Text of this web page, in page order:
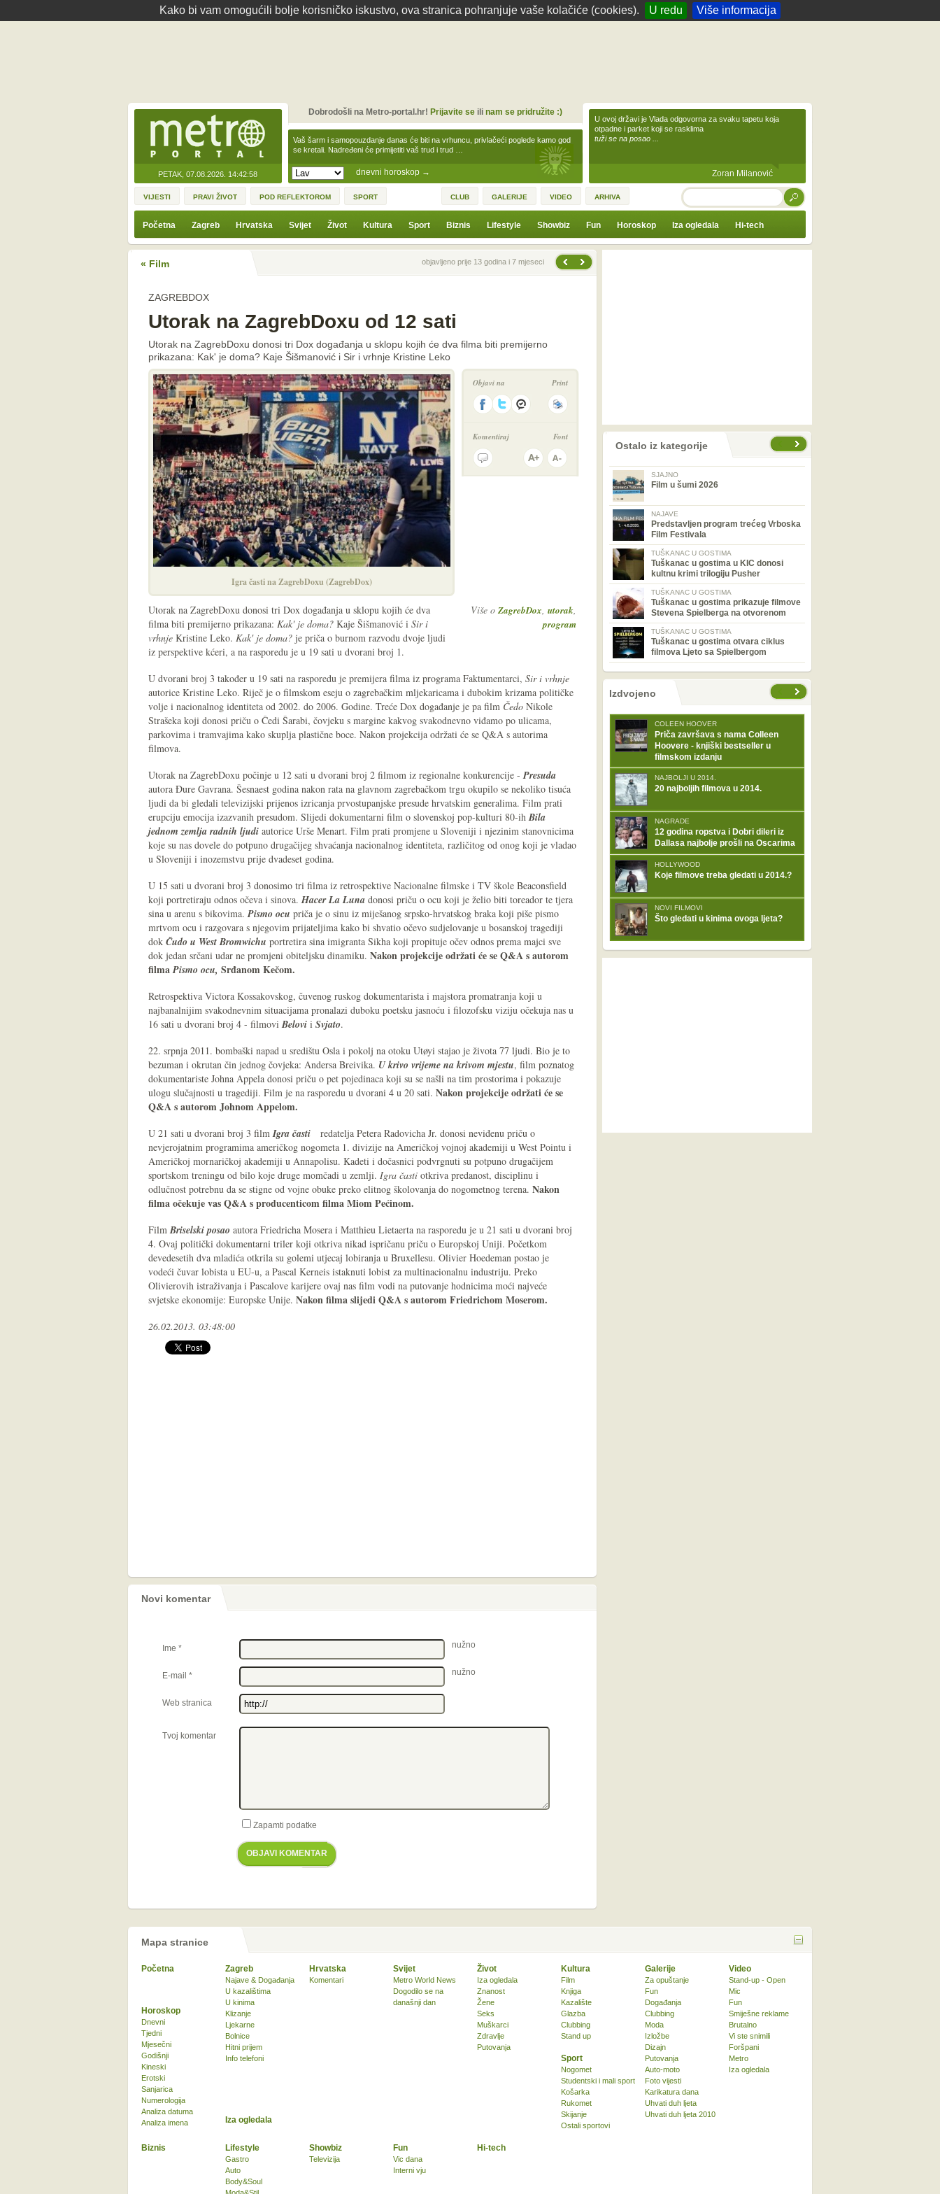
Kako bi vam omogućili bolje korisničko iskustvo, ova stranica pohranjuje vaše kolačiće (cookies). U redu Više informacija
PETAK, 07.08.2026. 14:42:58 dnevni horoskop →
Vaš šarm i samopouzdanje danas će biti na vrhuncu, privlačeći poglede kamo god
se kretali. Nadređeni će primijetiti vaš trud i trud …
Dobrodošli na Metro-portal.hr! Prijavite seili nam se pridružite :)
U ovoj državi je Vlada odgovorna za svaku tapetu koja
otpadne i parket koji se rasklima
tuži se na posao ...
Zoran Milanović
VIJESTI PRAVI ŽIVOT POD REFLEKTOROM SPORT CLUB GALERIJE VIDEO ARHIVA TRAŽI
Početna Zagreb Hrvatska Svijet Život Kultura Sport Biznis Lifestyle Showbiz Fun Horoskop Iza ogledala Hi-tech
« Film Prethodna vijestobjavljeno prije 13 godina i 7 mjeseci
ZAGREBDOX
Utorak na ZagrebDoxu od 12 sati
Utorak na ZagrebDoxu donosi tri Dox događanja u sklopu kojih će dva filma biti premijerno
prikazana: Kak' je doma? Kaje Šišmanović i Sir i vrhnje Kristine Leko
Igra časti na ZagrebDoxu (ZagrebDox)
Objavi na Print
Komentiraj Font
Više o ZagrebDox, utorak,
program
Utorak na ZagrebDoxu donosi tri Dox događanja u sklopu kojih će dva
filma biti premijerno prikazana: Kak' je doma? Kaje Šišmanović i Sir i
vrhnje Kristine Leko. Kak' je doma? je priča o burnom razvodu dvoje ljudi
iz perspektive kćeri, a na rasporedu je u 19 sati u dvorani broj 1.
U dvorani broj 3 također u 19 sati na rasporedu je premijera filma iz programa Faktumentarci, Sir i vrhnje
autorice Kristine Leko. Riječ je o filmskom eseju o zagrebačkim mljekaricama i dubokim krizama političke
volje i nacionalnog identiteta od 2002. do 2006. Godine. Treće Dox događanje je pa film Čedo Nikole
Strašeka koji donosi priču o Čedi Šarabi, čovjeku s margine kakvog svakodnevno viđamo po ulicama,
parkovima i tramvajima kako skuplja plastične boce. Nakon projekcija održati će se Q&A s autorima
filmova.
Utorak na ZagrebDoxu počinje u 12 sati u dvorani broj 2 filmom iz regionalne konkurencije -Presuda
autora Đure Gavrana. Šesnaest godina nakon rata na glavnom zagrebačkom trgu okupilo se nekoliko tisuća
ljudi da bi gledali televizijski prijenos izricanja prvostupanjske presude hrvatskim generalima. Film prati
erupciju emocija izazvanih presudom. Slijedi dokumentarni film o slovenskoj pop-kulturi 80-ihBila
jednom zemlja radnih ljudi autorice Urše Menart. Film prati promjene u Sloveniji i njezinim stanovnicima
koje su nas dovele do potpuno drugačijeg shvaćanja nacionalnog identiteta, različitog od onog koji je vladao
u Sloveniji i inozemstvu prije dvadeset godina.
U 15 sati u dvorani broj 3 donosimo tri filma iz retrospektive Nacionalne filmske i TV škole Beaconsfield
koji portretiraju odnos očeva i sinova.Hacer La Luna donosi priču o ocu koji je želio biti toreador te tjera
sina u arenu s bikovima.Pismo ocu priča je o sinu iz miješanog srpsko-hrvatskog braka koji piše pismo
mrtvom ocu i razgovara s njegovim prijateljima kako bi shvatio očevo sudjelovanje u bosanskoj tragediji
dok Čudo u West Bromwichu portretira sina imigranta Sikha koji propituje očev odnos prema majci sve
dok jedan srčani udar ne promjeni obiteljsku dinamiku. Nakon projekcije održati će se Q&A s autorom
filmaPismo ocu, Srđanom Kečom.
Retrospektiva Victora Kossakovskog, čuvenog ruskog dokumentarista i majstora promatranja koji u
najbanalnijim svakodnevnim situacijama pronalazi duboku poetsku jasnoću i filozofsku viziju očekuja nas u
16 sati u dvorani broj 4 - filmoviBelovi i Svjato.
22. srpnja 2011. bombaški napad u središtu Osla i pokolj na otoku Utøyi stajao je života 77 ljudi. Bio je to
bezuman i okrutan čin jednog čovjeka: Andersa Breivika. U krivo vrijeme na krivom mjestu, film poznatog
dokumentariste Johna Appela donosi priču o pet pojedinaca koji su se našli na tim prostorima i pokazuje
ulogu slučajnosti u tragediji. Film je na rasporedu u dvorani 4 u 20 sati. Nakon projekcije održati će se
Q&A s autorom Johnom Appelom.
U 21 sati u dvorani broj 3 filmIgra časti
redatelja Petera Radovicha Jr. donosi neviđenu priču o
nevjerojatnim programima američkog nogometa 1. divizije na Američkoj vojnoj akademiji u West Pointu i
Američkoj mornaričkoj akademiji u Annapolisu. Kadeti i dočasnici podvrgnuti su potpuno drugačijem
sportskom treningu od bilo koje druge momčadi u zemlji. Igra časti otkriva predanost, disciplinu i
odlučnost potrebnu da se stigne od vojne obuke preko elitnog školovanja do nogometnog terena. Nakon
filma očekuje vas Q&A s producenticom filma Miom Pećinom.
FilmBriselski posao autora Friedricha Mosera i Matthieu Lietaerta na rasporedu je u 21 sati u dvorani broj
4. Ovaj politički dokumentarni triler koji otkriva nikad ispričanu priču o Europskoj Uniji. Početkom
devedesetih dva mladića otkrila su golemi utjecaj lobiranja u Bruxellesu. Olivier Hoedeman postao je
vodeći čuvar lobista u EU-u, a Pascal Kerneis istaknuti lobist za multinacionalnu industriju. Preko
Olivierovih istraživanja i Pascalove karijere ovaj nas film vodi na putovanje hodnicima moći najveće
svjetske ekonomije: Europske Unije. Nakon filma slijedi Q&A s autorom Friedrichom Moserom.
26.02.2013. 03:48:00
Novi komentar
Ime * nužno
E-mail * nužno
Web stranica
Tvoj komentar
Zapamti podatke
OBJAVI KOMENTAR
prethodno Ostalo iz kategorije
SJAJNO
Film u šumi 2026
NAJAVE
Predstavljen program trećeg Vrboska
Film Festivala
TUŠKANAC U GOSTIMA
Tuškanac u gostima u KIC donosi
kultnu krimi trilogiju Pusher
TUŠKANAC U GOSTIMA
Tuškanac u gostima prikazuje filmove
Stevena Spielberga na otvorenom
TUŠKANAC U GOSTIMA
Tuškanac u gostima otvara ciklus
filmova Ljeto sa Spielbergom
nema prethodne stranice
sljedećeIzdvojeno
COLEEN HOOVER
Priča završava s nama Colleen
Hoovere - knjiški bestseller u
filmskom izdanju
NAJBOLJI U 2014.
20 najboljih filmova u 2014.
NAGRADE
12 godina ropstva i Dobri dileri iz
Dallasa najbolje prošli na Oscarima
HOLLYWOOD
Koje filmove treba gledati u 2014.?
NOVI FILMOVI
Što gledati u kinima ovoga ljeta?
Mapa stranice
Početna Zagreb
Najave & Događanja
U kazalištima
U kinima
Klizanje
Ljekarne
Bolnice
Hitni prijem
Info telefoni
Hrvatska
Komentari
Svijet
Metro World News
Dogodilo se na
današnji dan
Život
Iza ogledala
Znanost
Žene
Seks
Muškarci
Zdravlje
Putovanja
Kultura
Film
Knjiga
Kazalište
Glazba
Clubbing
Stand up
Sport
Nogomet
Studentski i mali sport
Košarka
Rukomet
Skijanje
Ostali sportovi
Biznis Lifestyle
Gastro
Auto
Body&Soul
Showbiz
Televizija
Fun
Vic dana
Interni vju
Horoskop
Dnevni
Tjedni
Mjesečni
Godišnji
Kineski
Erotski
Sanjarica
Numerologija
Analiza datuma
Analiza imena
Iza ogledala
Hi-tech
Galerije
Za opuštanje
Fun
Događanja
Clubbing
Moda
Izložbe
Dizajn
Putovanja
Auto-moto
Foto vijesti
Karikatura dana
Uhvati duh ljeta
Uhvati duh ljeta 2010
Video
Stand-up - Open
Mic
Fun
Smiješne reklame
Brutalno
Vi ste snimili
Foršpani
Metro
Iza ogledala